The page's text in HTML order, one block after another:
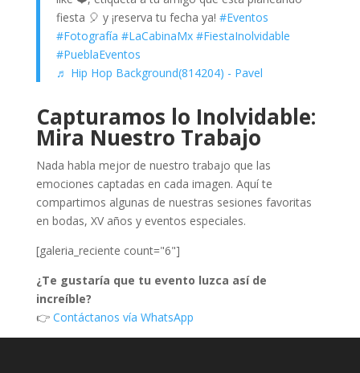
fiesta 🎈 y ¡reserva tu fecha ya! #Eventos
#Fotografía #LaCabinaMx #FiestaInolvidable
#PueblaEventos
♬ Hip Hop Background(814204) - Pavel
Capturamos lo Inolvidable:
Mira Nuestro Trabajo
Nada habla mejor de nuestro trabajo que las
emociones captadas en cada imagen. Aquí te
compartimos algunas de nuestras sesiones favoritas
en bodas, XV años y eventos especiales.
[galeria_reciente count="6"]
¿Te gustaría que tu evento luzca así de
increíble?
👉 Contáctanos vía WhatsApp